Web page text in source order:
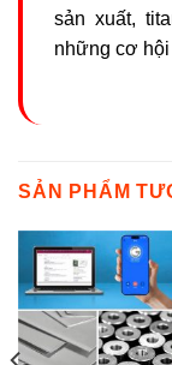
sản xuất,
những cơ hội
SẢN PHẨM